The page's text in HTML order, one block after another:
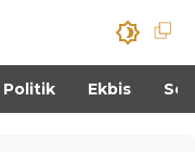
Politik Ekbis